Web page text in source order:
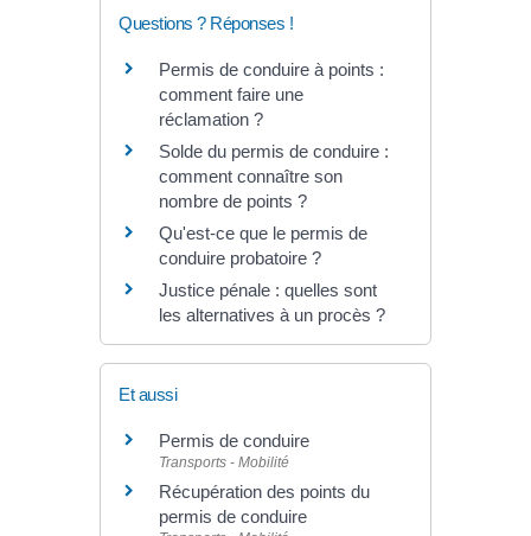
Questions ? Réponses !
Permis de conduire à points :
comment faire une
réclamation ?
Solde du permis de conduire :
comment connaître son
nombre de points ?
Qu'est-ce que le permis de
conduire probatoire ?
Justice pénale : quelles sont
les alternatives à un procès ?
Et aussi
Permis de conduire
Transports - Mobilité
Récupération des points du
permis de conduire